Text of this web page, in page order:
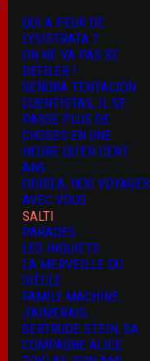
QUI A PEUR DE
LYSISTRATA ?
ON NE VA PAS SE
DÉFILER !
SEÑORA TENTACIÓN
CUENTISTAS, IL SE
PASSE PLUS DE
CHOSES EN UNE
HEURE QU’EN CENT
ANS
ODISEA, NOS VOYAGES
AVEC VOUS
SALTI
PARADES
LES INQUIETS
LA MERVEILLE DU
SIÈCLE
FAMILY MACHINE
J’AIMERAIS…
GERTRUDE STEIN, SA
COMPAGNE ALICE